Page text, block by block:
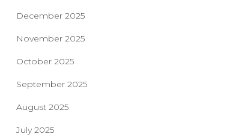
December 2025
November 2025
October 2025
September 2025
August 2025
July 2025